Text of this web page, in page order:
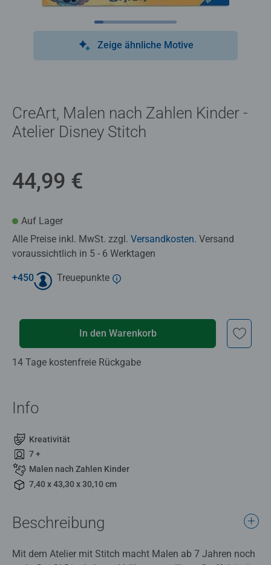
Zeige ähnliche Motive
CreArt, Malen nach Zahlen Kinder -
Atelier Disney Stitch
44,99 €
Auf Lager
Alle Preise inkl. MwSt. zzgl. Versandkosten. Versand
voraussichtlich in 5 - 6 Werktagen
+450 Treuepunkte
In den Warenkorb
14 Tage kostenfreie Rückgabe
Info
Kreativität
7 +
Malen nach Zahlen Kinder
7,40 x 43,30 x 30,10 cm
Beschreibung
Mit dem Atelier mit Stitch macht Malen ab 7 Jahren noch